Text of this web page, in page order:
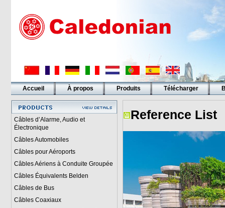
Accueil À propos Produits Télécharger
Liens
Câbles d’Alarme, Audio et
Électronique
Câbles Automobiles
Câbles pour Aéroports
Câbles Aériens à Conduite Groupée
Câbles Équivalents Belden
Câbles de Bus
Câbles Coaxiaux
Reference List